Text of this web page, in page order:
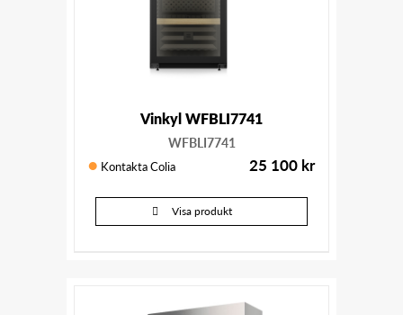
Vinkyl WFBLI7741
WFBLI7741
Kontakta Colia 25 100 kr
Visa produkt